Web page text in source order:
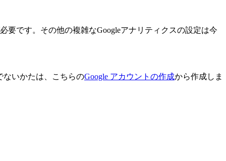
要です。その他の複雑なGoogleアナリティクスの設定は今
ないかたは、こちらのGoogle アカウントの作成から作成しま